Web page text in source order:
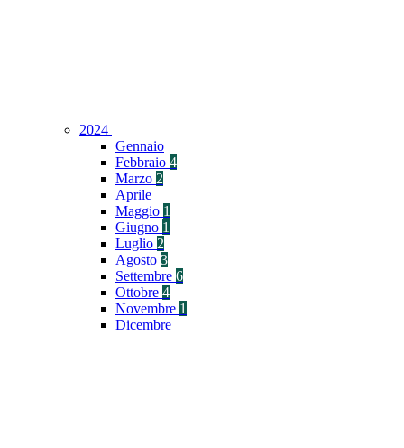
2024
Gennaio
Febbraio 4
Marzo 2
Aprile
Maggio 1
Giugno 1
Luglio 2
Agosto 3
Settembre 6
Ottobre 4
Novembre 1
Dicembre